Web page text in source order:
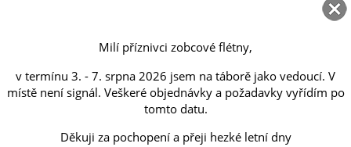
Milí příznivci zobcové flétny,
v termínu 3. - 7. srpna 2026 jsem na táborě jako vedoucí. V
místě není signál. Veškeré objednávky a požadavky vyřídím po
tomto datu.
Děkuji za pochopení a přeji hezké letní dny